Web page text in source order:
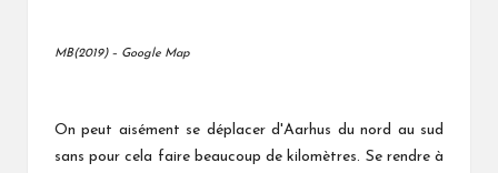
MB(2019) – Google Map
On peut aisément se déplacer d'Aarhus du nord au sud
sans pour cela faire beaucoup de kilomètres. Se rendre à